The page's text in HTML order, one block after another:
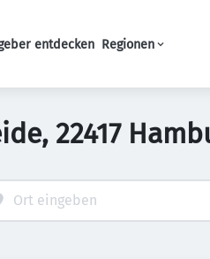
Navigation
entdecken Regionen
22417